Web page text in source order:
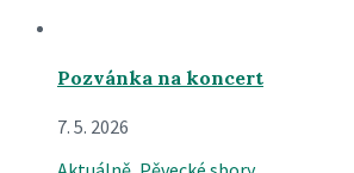
Pozvánka na koncert
7. 5. 2026